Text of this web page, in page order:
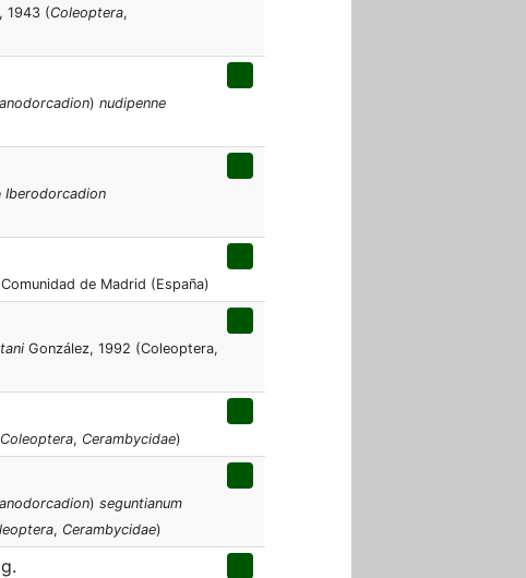
1943 (Coleoptera,
) nudipenne
Iberodorcadion
de Madrid (España)
González, 1992 (Coleoptera,
Coleoptera, Cerambycidae)
) seguntianum
, Cerambycidae)